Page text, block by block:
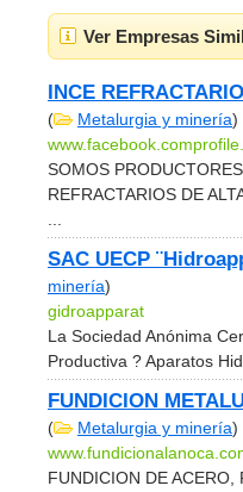
Ver Empresas
INCE
(
Metalurgia y minería)
SOMOS
REFRACTARIOS DE
SAC UECP
minería)
gidroapparat
La Sociedad Anónima
Productiva ? Aparatos
FUNDICION
(
Metalurgia y minería)
FUNDICION DE ACERO,